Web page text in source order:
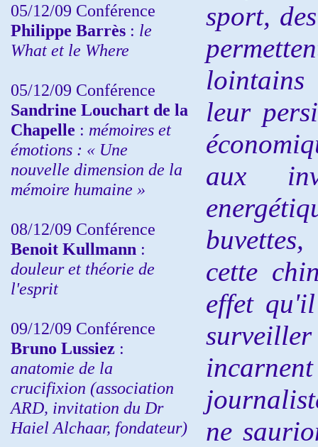
05/12/09 Conférence
Philippe Barrès : le
What et le Where
05/12/09 Conférence
Sandrine Louchart de la
Chapelle : mémoires et
émotions : « Une
nouvelle dimension de la
mémoire humaine »
08/12/09 Conférence
Benoit Kullmann :
douleur et théorie de
l'esprit
09/12/09 Conférence
Bruno Lussiez :
anatomie de la
crucifixion (association
ARD, invitation du Dr
Haiel Alchaar, fondateur)
sport,
leur
aux
cette
effet
ne